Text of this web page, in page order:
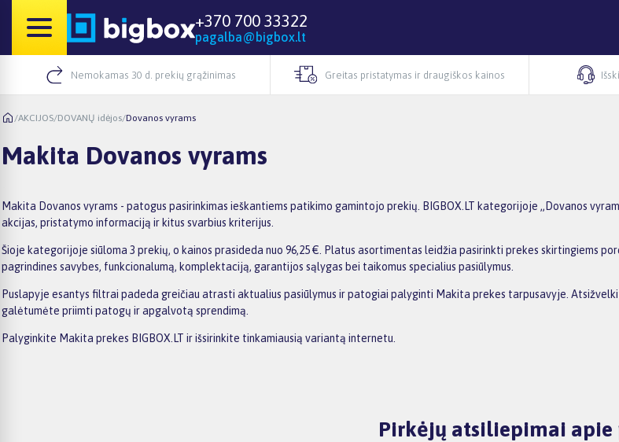
+370 700 33322
pagalba@bigbox.lt
Nemokamas 30 d. prekių grąžinimas Greitas pristatymas ir draugiškos kainos
/AKCIJOS/DOVANŲ idėjos/Dovanos vyrams
Makita Dovanos vyrams
Makita Dovanos vyrams - patogus pasirinkimas ieškantiems patikimo gamintojo prekių. BIGBOX.LT kategorijoje „Dovanos
akcijas, pristatymo informaciją ir kitus svarbius kriterijus.
Šioje kategorijoje siūloma 3 prekių, o kainos prasideda nuo 96,25 €. Platus asortimentas leidžia pasirinkti prekes skirtingiems
pagrindines savybes, funkcionalumą, komplektaciją, garantijos sąlygas bei taikomus specialius pasiūlymus.
Puslapyje esantys filtrai padeda greičiau atrasti aktualius pasiūlymus ir patogiai palyginti Makita prekes tarpusavyje.
galėtumėte priimti patogų ir apgalvotą sprendimą.
Palyginkite Makita prekes BIGBOX.LT ir išsirinkite tinkamiausią variantą internetu.
Pirkėjų atsiliepimai apie